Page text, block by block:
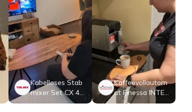
Kabelloses Stab
mixer Set CX 42
2
Kaffeevollautom
at Finessa INTEN
SO